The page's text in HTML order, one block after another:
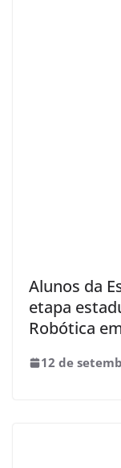
Alunos da
etapa
Robótica
12 de